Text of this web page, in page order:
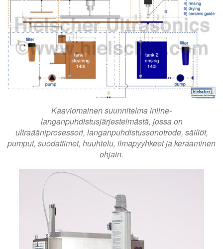
Kaaviomainen suunnitelma inline-
langanpuhdistusjärjestelmästä, jossa on
ultraääniprosessori, langanpuhdistussonotrode, säiliöt,
pumput, suodattimet, huuhtelu, ilmapyyhkeet ja keraaminen
ohjain.